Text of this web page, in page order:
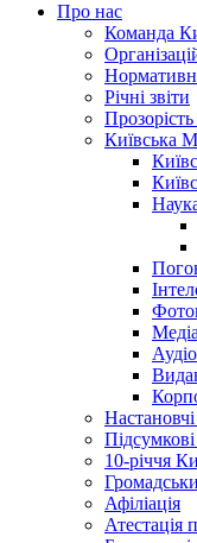
Про нас
Команда
Річні звіти
Київська
Настановчі
Підсумкові
10-річчя
Афіліація
Атестація